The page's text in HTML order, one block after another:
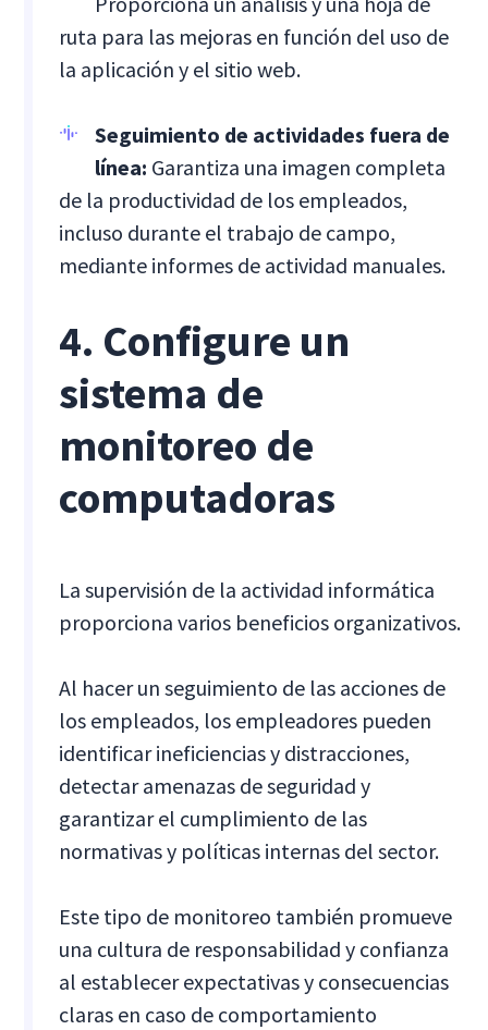
ruta para las mejoras en función del uso de
la aplicación y el sitio web.
Seguimiento de actividades fuera de
línea: Garantiza una imagen completa
de la productividad de los empleados,
incluso durante el trabajo de campo,
mediante informes de actividad manuales.
4. Configure un
sistema de
monitoreo de
computadoras
La supervisión de la actividad informática
proporciona varios beneficios organizativos.
Al hacer un seguimiento de las acciones de
los empleados, los empleadores pueden
identificar ineficiencias y distracciones,
detectar amenazas de seguridad y
garantizar el cumplimiento de las
normativas y políticas internas del sector.
Este tipo de monitoreo también promueve
una cultura de responsabilidad y confianza
al establecer expectativas y consecuencias
claras en caso de comportamiento